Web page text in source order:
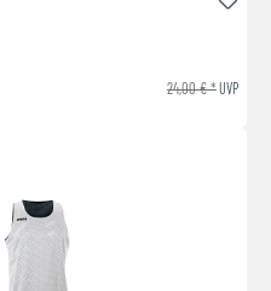
24,00 € *UVP